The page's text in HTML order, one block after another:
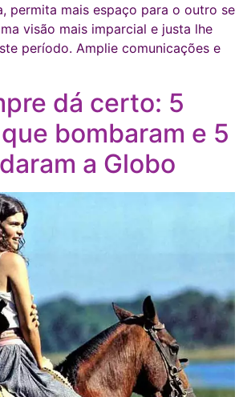
permita mais espaço para o outro se
visão mais imparcial e justa lhe
período. Amplie comunicações e
dá certo: 5
bombaram e 5
a Globo